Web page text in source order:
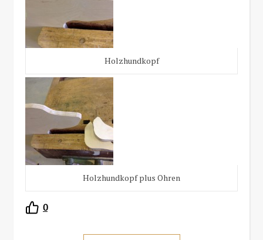
Holzhundkopf
Holzhundkopf plus Ohren
0